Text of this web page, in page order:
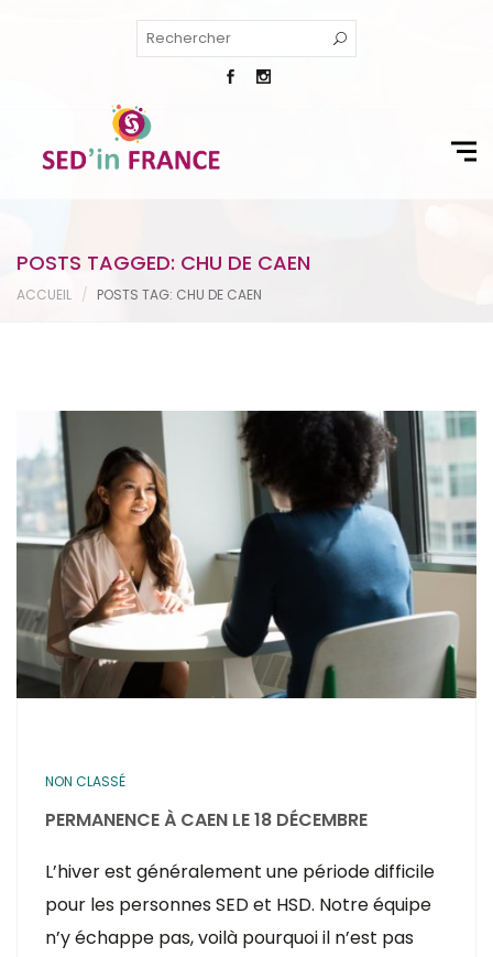
POSTS TAGGED: CHU DE CAEN
ACCUEIL POSTS TAG: CHU DE CAEN
NON CLASSÉ
PERMANENCE À CAEN LE 18 DÉCEMBRE
L’hiver est généralement une période difficile
pour les personnes SED et HSD. Notre équipe
n’y échappe pas, voilà pourquoi il n’est pas